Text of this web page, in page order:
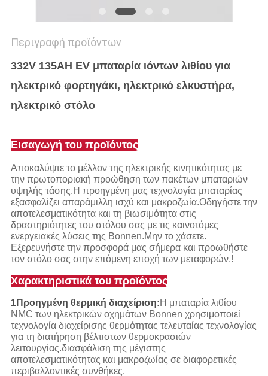
Περιγραφή προϊόντων
332V 135AH EV μπαταρία ιόντων λιθίου για
ηλεκτρικό φορτηγάκι, ηλεκτρικό ελκυστήρα,
ηλεκτρικό στόλο
Εισαγωγή του προϊόντος
Αποκαλύψτε το μέλλον της ηλεκτρικής κινητικότητας με
την πρωτοποριακή προώθηση των πακέτων μπαταριών
υψηλής τάσης.Η προηγμένη μας τεχνολογία μπαταρίας
εξασφαλίζει απαράμιλλη ισχύ και μακροζωία.Οδηγήστε την
αποτελεσματικότητα και τη βιωσιμότητα στις
δραστηριότητες του στόλου σας με τις καινοτόμες
ενεργειακές λύσεις της Bonnen.Μην το χάσετε.
Εξερευνήστε την προσφορά μας σήμερα και προωθήστε
τον στόλο σας στην επόμενη εποχή των μεταφορών.!
Χαρακτηριστικά του προϊόντος
1Προηγμένη θερμική διαχείριση:Η μπαταρία λιθίου
NMC των ηλεκτρικών οχημάτων Bonnen χρησιμοποιεί
τεχνολογία διαχείρισης θερμότητας τελευταίας τεχνολογίας
για τη διατήρηση βέλτιστων θερμοκρασιών
λειτουργίας.διασφάλιση της μέγιστης
αποτελεσματικότητας και μακροζωίας σε διαφορετικές
περιβαλλοντικές συνθήκες.